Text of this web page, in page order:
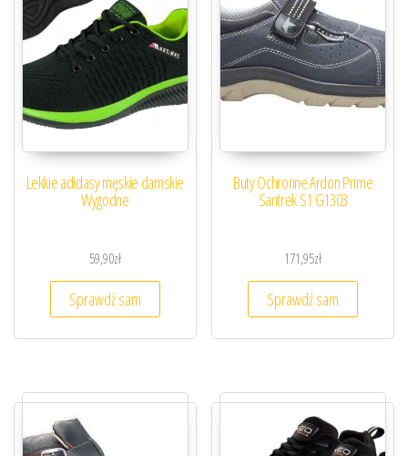
Lekkie adidasy męskie damskie
Wygodne
59,90zł
Sprawdź sam
Buty Ochronne Ardon Prime
Santrek S1 G1303
171,95zł
Sprawdź sam